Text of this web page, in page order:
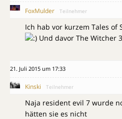
FoxMulder Teilnehmer
Ich hab vor kurzem Tales of
Und davor The Witcher
21. Juli 2015 um 17:33
Kinski Teilnehmer
Naja resident evil 7 wurde
hätten sie es nicht